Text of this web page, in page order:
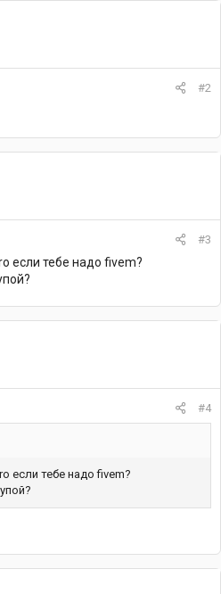
#2
#3
если тебе надо fivem?
#4
если тебе надо fivem?